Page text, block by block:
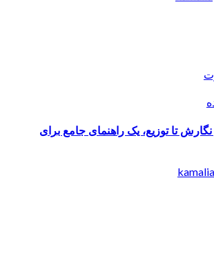
تا توزیع، یک راهنمای جامع برای
kamalia